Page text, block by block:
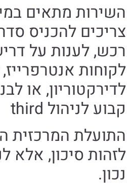
השירות מתאים
צריכים להכניס
רכש, לענות על
לקוחות
לדירקטוריון, או
קבוע לניהול third
התועלת המרכזית
לזהות סיכון, אלא
נכון.